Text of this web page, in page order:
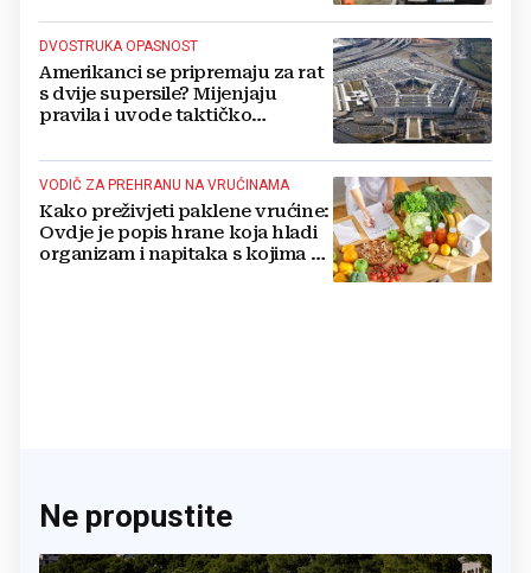
DVOSTRUKA OPASNOST
Amerikanci se pripremaju za rat
s dvije supersile? Mijenjaju
pravila i uvode taktičko
VODIČ ZA PREHRANU NA VRUĆINAMA
Kako preživjeti paklene vrućine:
Ovdje je popis hrane koja hladi
organizam i napitaka s kojima si
Ne propustite